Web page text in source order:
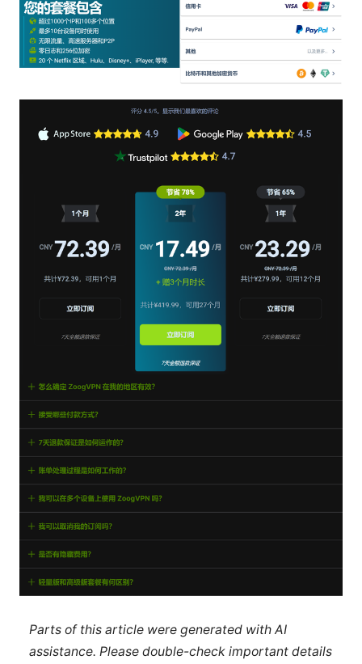
Parts of this article were generated with AI
assistance. Please double-check important details